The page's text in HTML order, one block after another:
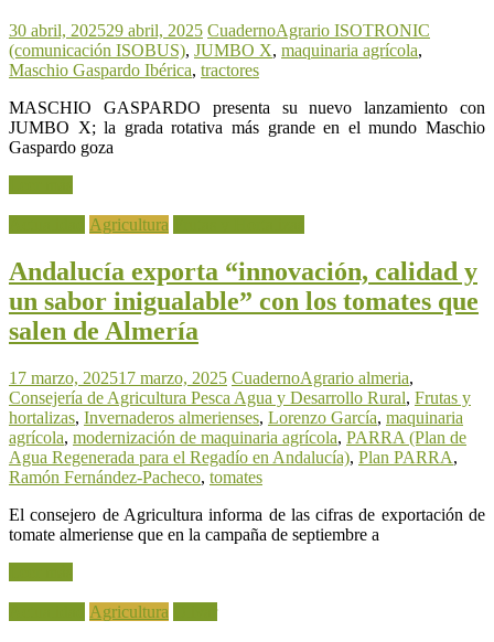
30 abril, 202529 abril, 2025 CuadernoAgrario ISOTRONIC
(comunicación ISOBUS), JUMBO X, maquinaria agrícola,
Maschio Gaspardo Ibérica, tractores
MASCHIO GASPARDO presenta su nuevo lanzamiento con
JUMBO X; la grada rotativa más grande en el mundo Maschio
Gaspardo goza
Agricultura
Andalucía exporta “innovación, calidad y
un sabor inigualable” con los tomates que
salen de Almería
17 marzo, 202517 marzo, 2025 CuadernoAgrario almeria,
Consejería de Agricultura Pesca Agua y Desarrollo Rural, Frutas y
hortalizas, Invernaderos almerienses, Lorenzo García, maquinaria
agrícola, modernización de maquinaria agrícola, PARRA (Plan de
Agua Regenerada para el Regadío en Andalucía), Plan PARRA,
Ramón Fernández-Pacheco, tomates
El consejero de Agricultura informa de las cifras de exportación de
tomate almeriense que en la campaña de septiembre a
Agricultura